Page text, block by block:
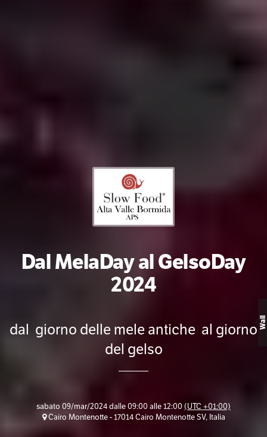
Dal MelaDay al GelsoDay
2024
dal giorno delle mele antiche al giorno
del gelso
sabato 09/mar/2024 dalle 09:00 alle 12:00 (UTC +01:00)
Cairo Montenotte - 17014 Cairo Montenotte SV, Italia
Wall